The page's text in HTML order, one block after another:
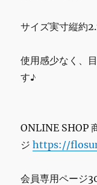
サイズ実寸縦約
使用感少なく、
す♪
ONLINE SHOP
ジhttps://
会員専用ページ